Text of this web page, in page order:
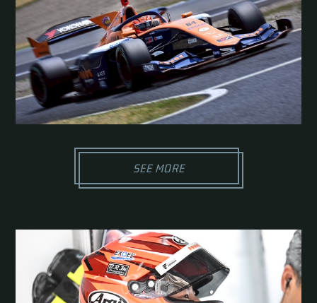
SEE MORE